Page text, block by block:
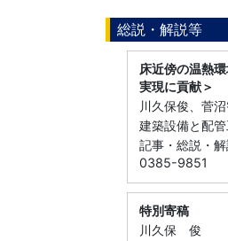
総説・解説等
床近傍の温熱
実現に貢献＞
川久保俊、菅
建築設備と配
記事・総説・
0385-9851
特別寄稿
川久保 俊